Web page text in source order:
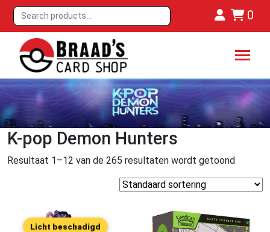
0
K-pop Demon Hunters
Resultaat 1–12 van de 265 resultaten wordt getoond
Licht beschadigd